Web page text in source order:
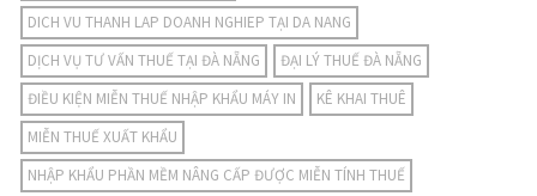
DICH VU THANH LAP DOANH NGHIEP TẠI DA NANG
DỊCH VỤ TƯ VẤN THUẾ TẠI ĐÀ NẴNG
ĐẠI LÝ THUẾ ĐÀ NẴNG
ĐIỀU KIỆN MIỄN THUẾ NHẬP KHẨU MÁY IN
KÊ KHAI THUÊ
MIỄN THUẾ XUẤT KHẨU
NHẬP KHẨU PHẦN MỀM NÂNG CẤP ĐƯỢC MIỄN TÍNH THUẾ